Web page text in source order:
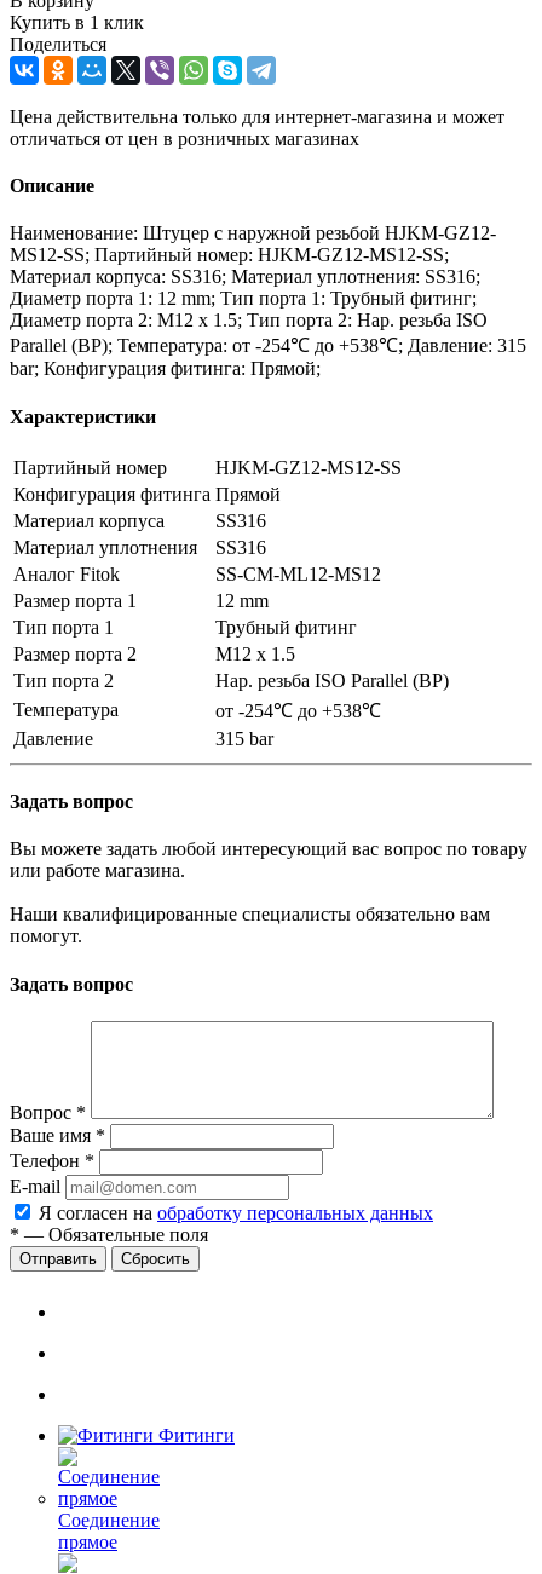
Купить в 1 клик
Поделиться
Цена действительна только для интернет-магазина и может
отличаться от цен в розничных магазинах
Описание
Наименование: Штуцер с наружной резьбой HJKM-GZ12-
MS12-SS; Партийный номер: HJKM-GZ12-MS12-SS;
Материал корпуса: SS316; Материал уплотнения: SS316;
Диаметр порта 1: 12 mm; Тип порта 1: Трубный фитинг;
Диаметр порта 2: M12 x 1.5; Тип порта 2: Нар. резьба ISO
Parallel (BP); Температура: от -254℃ до +538℃; Давление: 315
bar; Конфигурация фитинга: Прямой;
Характеристики
Партийный номер
HJKM-GZ12-MS12-SS
Конфигурация фитинга Прямой
Материал корпуса
SS316
Материал уплотнения
SS316
Аналог Fitok
SS-CM-ML12-MS12
Размер порта 1
12 mm
Тип порта 1
Трубный фитинг
Размер порта 2
M12 x 1.5
Тип порта 2
Нар. резьба ISO Parallel (BP)
Температура
от -254℃ до +538℃
Давление
315 bar
Задать вопрос
Вы можете задать любой интересующий вас вопрос по товару
или работе магазина.
Наши квалифицированные специалисты обязательно вам
помогут.
Задать вопрос
Вопрос *
Ваше имя *
Телефон *
E-mail
Я согласен на обработку персональных данных
* — Обязательные поля
Сбросить
Фитинги
Соединение
прямое